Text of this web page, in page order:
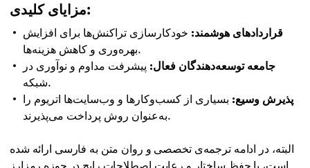
مزایای کلیدی:
قراردادهای هوشمند: خودکارسازی تراکنش‌ها برای افزایش
بهره‌وری و کاهش هزینه‌ها.
جامعه توسعه‌دهندگان فعال: پیشرفت مداوم و نوآوری در
شبکه.
پذیرش وسیع: بسیاری از کسب‌وکارها و وب‌سایت‌ها اتریوم را
به‌عنوان روش پرداخت می‌پذیرند.
البته، در ادامه ترجمه‌ی تخصصی و روان متن به فارسی ارائه شده